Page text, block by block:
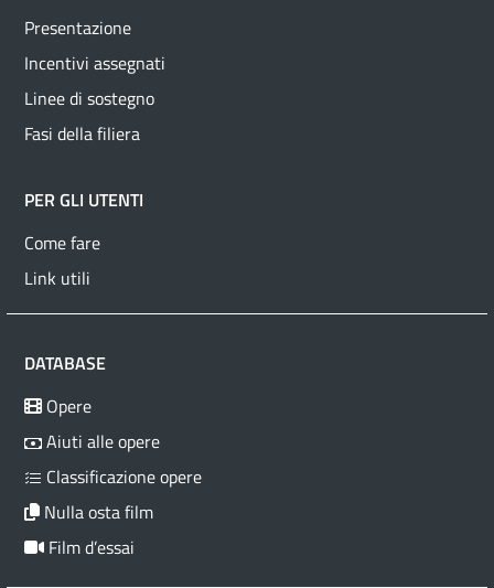
Presentazione
Incentivi assegnati
Linee di sostegno
Fasi della filiera
PER GLI UTENTI
Come fare
Link utili
DATABASE
Opere
Aiuti alle opere
Classificazione opere
Nulla osta film
Film d’essai